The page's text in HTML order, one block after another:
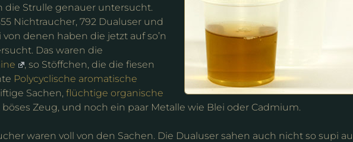
Strulle genauer untersucht.
Nichtraucher, 792 Dualuser und
denen haben die jetzt auf so’n
Das waren die
, so Stöffchen, die die fiesen
Polycyclische aromatische
Sachen, flüchtige organische
Zeug, und noch ein paar Metalle wie Blei oder Cadmium.
waren voll von den Sachen. Die Dualuser sahen auch nicht so supi